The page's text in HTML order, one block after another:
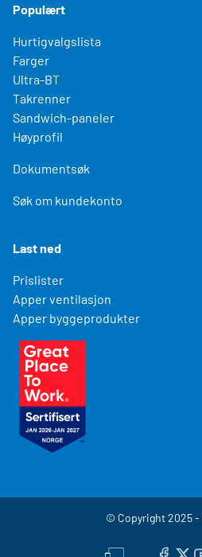
Populært
Hurtigvalgslista
Farger
Ultra-BT
Takrenner
Sandwich-paneler
Høyprofil
Dokumentsøk
Søk om kundekonto
Last ned
Prislister
Apper ventilasjon
Apper byggeprodukter
© Copyright 2025 -